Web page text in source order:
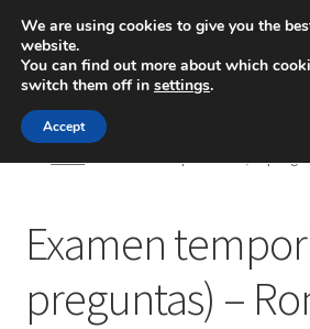
Inicio
Ingeniería
Contacto
Examen
preguntas) –
We are using cookies to give you the
website.
You can find out more about which
switch them off in settings.
Accept